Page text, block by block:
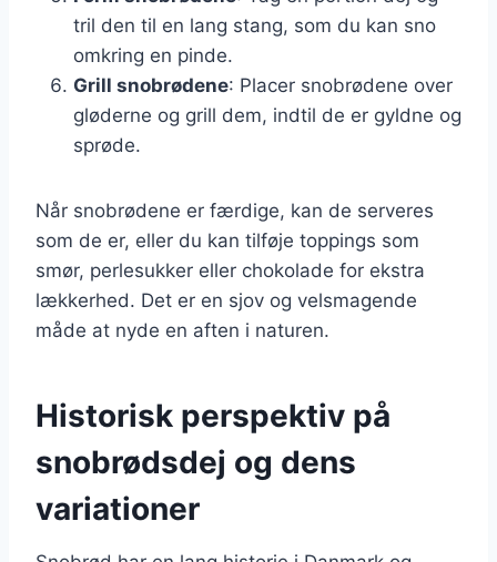
tril den til en lang stang, som du kan sno
omkring en pinde.
Grill snobrødene: Placer snobrødene over
gløderne og grill dem, indtil de er gyldne og
sprøde.
Når snobrødene er færdige, kan de serveres
som de er, eller du kan tilføje toppings som
smør, perlesukker eller chokolade for ekstra
lækkerhed. Det er en sjov og velsmagende
måde at nyde en aften i naturen.
Historisk perspektiv på
snobrødsdej og dens
variationer